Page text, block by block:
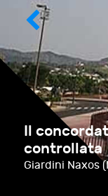
Il
controllata
Giardini Naxos